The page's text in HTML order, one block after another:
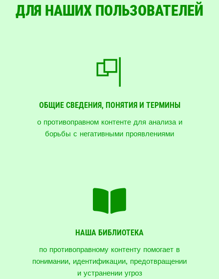
ДЛЯ НАШИХ ПОЛЬЗОВАТЕЛЕЙ
ОБЩИЕ СВЕДЕНИЯ, ПОНЯТИЯ И ТЕРМИНЫ
о противоправном контенте для анализа и
борьбы с негативными проявлениями
НАША БИБЛИОТЕКА
по противоправному контенту помогает в
понимании, идентификации, предотвращении
и устранении угроз